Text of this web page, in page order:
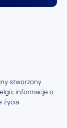
stworzony
informacje o
życia